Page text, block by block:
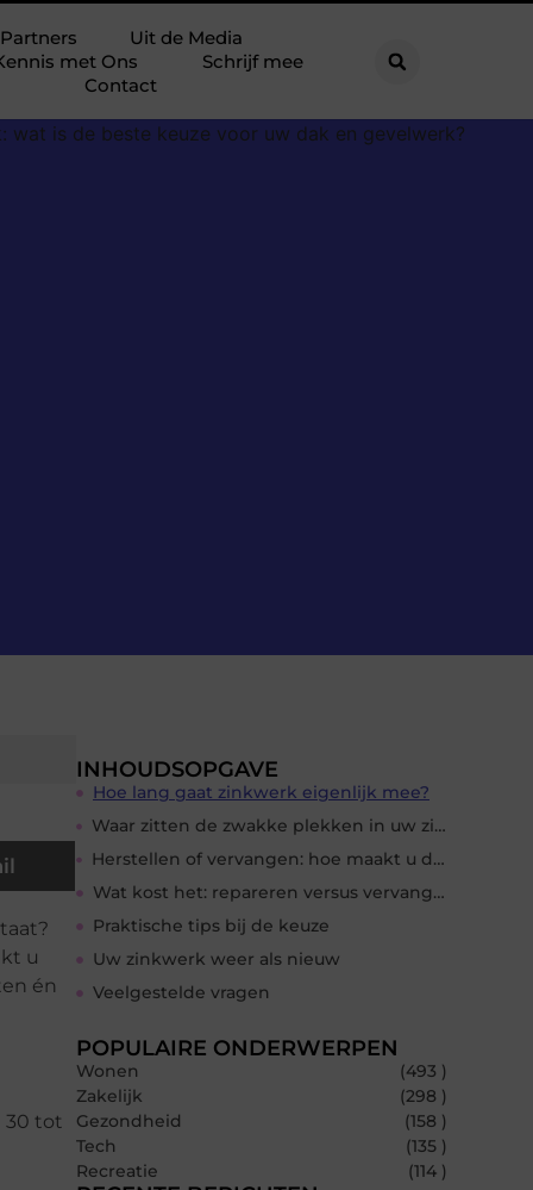
Partners
Uit de Media
met Ons
Schrijf mee
Contact
u
én
30 tot
INHOUDSOPGAVE
Hoe lang gaat zinkwerk eigenlijk mee?
Waar zitten de zwakke plekken in uw zinkwerk?
Herstellen of vervangen: hoe maakt u de juiste keuze?
Wat kost het: repareren versus vervangen?
Praktische tips bij de keuze
Uw zinkwerk weer als nieuw
Veelgestelde vragen
POPULAIRE ONDERWERPEN
Wonen
(493 )
Zakelijk
(298 )
Gezondheid
(158 )
Tech
(135 )
Recreatie
(114 )